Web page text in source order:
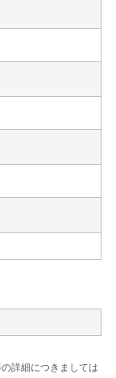
詳細につきましては